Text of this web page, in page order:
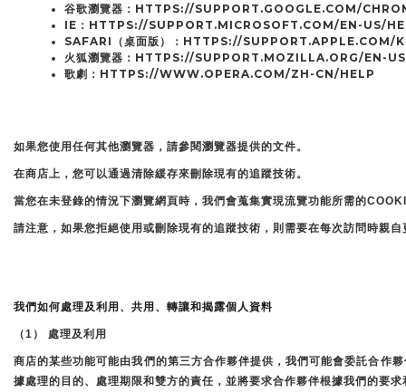
谷歌瀏覽器：HTTPS://SUPPORT.GOOGLE.COM/
IE：HTTPS://SUPPORT.MICROSOFT.COM/EN-US/
SAFARI（桌面版）：HTTPS://
火狐瀏覽器：HTTPS://SUPPORT.MOZILLA.ORG/EN-
歌劇：HTTPS://WWW.OPERA.COM/ZH-CN/HELP
如果您使用任何其他瀏覽器，請參閱瀏覽器提供的文件。
在商店上，您可以通過清除緩存來刪除現有的追蹤技術。
當您在未登錄的情況下瀏覽網頁時，我們會蒐集實現流覽功能所需的
請注意，如果您拒絕使用或刪除現有的追蹤技術，則需要在每次訪問時親
我們如何處理及利用、共用、轉讓和揭露個人資料
（1） 處理及利用
商店的某些功能可能由我們的第三方合作夥伴提供，我們可能會委託合作
據處理的目的、處理期限和雙方的責任，並將要求合作夥伴根據我們的要